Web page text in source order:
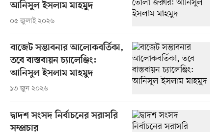
আনিসুল ইসলাম মাহমুদ
০৫ জুলাই ২০২৬
বাজেট সম্ভাবনার আলোকবর্তিকা,
তবে বাস্তবায়ন চ্যালেঞ্জিং:
আনিসুল ইসলাম মাহমুদ
১৩ জুন ২০২৬
দ্বাদশ সংসদ নির্বাচনের সরাসরি
সম্প্রচার